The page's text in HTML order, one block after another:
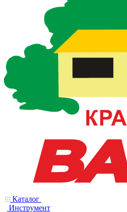
Каталог
Инструмент